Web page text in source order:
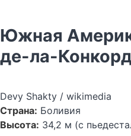
Южная
де-ла-
Devy Shakty / wikimedia
Страна: Боливия
Высота: 34,2 м (с